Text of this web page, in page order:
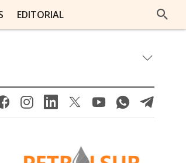
EDITORIAL